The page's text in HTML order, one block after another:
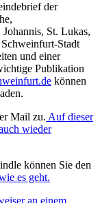
der
St. Lukas,
Stadt
und einer
Publikation
können
Mail zu. Auf dieser
wieder
können Sie den
es geht.